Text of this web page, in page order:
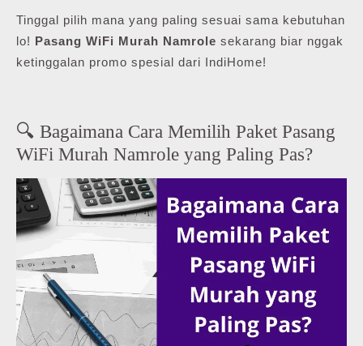
Tinggal pilih mana yang paling sesuai sama kebutuhan
lo! Pasang WiFi Murah Namrole sekarang biar nggak
ketinggalan promo spesial dari IndiHome!
🔍 Bagaimana Cara Memilih Paket Pasang
WiFi Murah Namrole yang Paling Pas?